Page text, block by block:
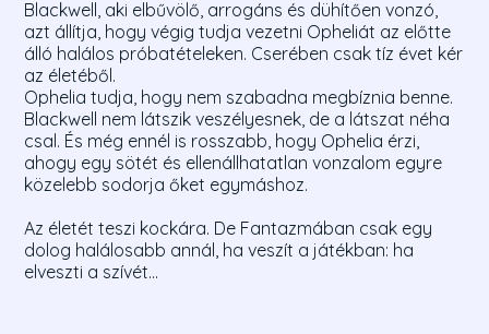
Blackwell, aki elbűvölő, arrogáns és dühítően vonzó,
azt állítja, hogy végig tudja vezetni Opheliát az előtte
álló halálos próbatételeken. Cserében csak tíz évet kér
az életéből.
Ophelia tudja, hogy nem szabadna megbíznia benne.
Blackwell nem látszik veszélyesnek, de a látszat néha
csal. És még ennél is rosszabb, hogy Ophelia érzi,
ahogy egy sötét és ellenállhatatlan vonzalom egyre
közelebb sodorja őket egymáshoz.
Az életét teszi kockára. De Fantazmában csak egy
dolog halálosabb annál, ha veszít a játékban: ha
elveszti a szívét...